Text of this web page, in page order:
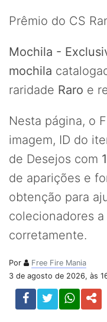
Prêmio do CS
Mochila -
mochila
raridade Raro e
Nesta página, o
imagem, ID do
de Desejos com
de aparições e
obtenção para
colecionadores
corretamente.
Por
Free Fire Mania
3 de agosto de 2026, às